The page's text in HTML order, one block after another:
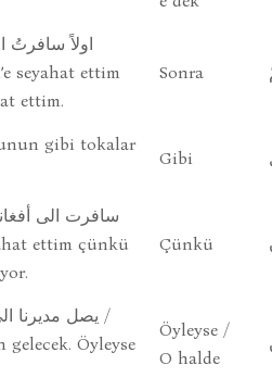
اولاً سافرتُ
ettim.
Sonra
Gibi
سافرت الى
Çünkü
يصل مديرنا
Öyleyse
Öyleyse /
O halde